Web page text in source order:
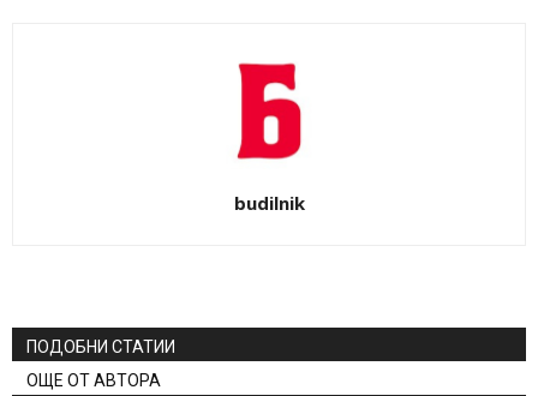
budilnik
ПОДОБНИ СТАТИИ
ОЩЕ ОТ АВТОРА